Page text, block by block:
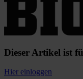
Dieser Artikel ist
Hier einloggen